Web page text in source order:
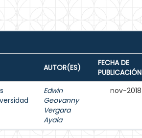
AUTOR(ES)
FECHA DE
PUBLICACIÓN
Edwin
Geovanny
Vergara
Ayala
nov-2018